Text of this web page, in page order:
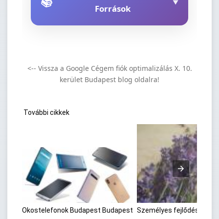
Források
▼
<-- Vissza a Google Cégem fiók optimalizálás X. 10.
kerület Budapest blog oldalra!
További cikkek
Okostelefonok Budapest Budapest Személyes fejlődési